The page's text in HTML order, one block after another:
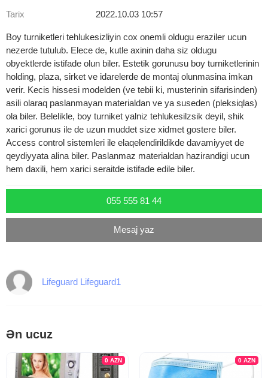
Tarix 2022.10.03 10:57
Boy turniketleri tehlukesizliyin cox onemli oldugu eraziler ucun
nezerde tutulub. Elece de, kutle axinin daha siz oldugu
obyektlerde istifade olun biler. Estetik gorunusu boy turniketlerinin
holding, plaza, sirket ve idarelerde de montaj olunmasina imkan
verir. Kecis hissesi modelden (ve tebii ki, musterinin sifarisinden)
asili olaraq paslanmayan materialdan ve ya suseden (pleksiqlas)
ola biler. Belelikle, boy turniket yalniz tehlukesilzsik deyil, shik
xarici gorunus ile de uzun muddet size xidmet gostere biler.
Access control sistemleri ile elaqelendirildikde davamiyyet de
qeydiyyata alina biler. Paslanmaz materialdan hazirandigi ucun
hem daxili, hem xarici seraitde istifade edile biler.
055 555 81 44
Mesaj yaz
Lifeguard Lifeguard1
Ən ucuz
0AZN 0 AZN